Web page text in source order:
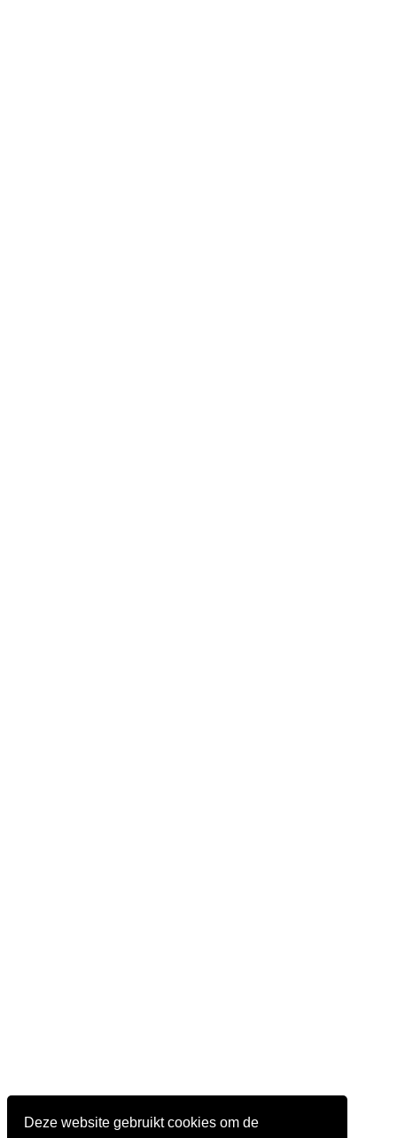
Deze website gebruikt cookies om de